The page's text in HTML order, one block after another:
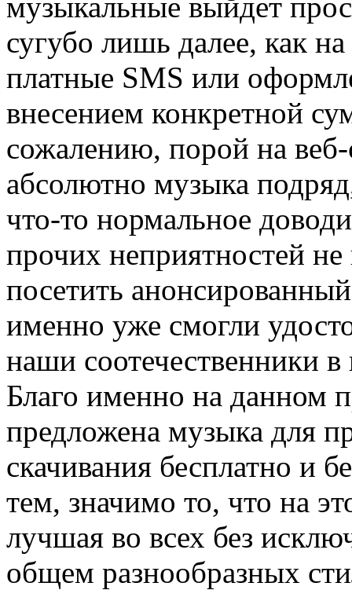
сугубо лишь далее, как
платные SMS или
внесением конкретной
сожалению, порой на веб-
абсолютно музыка
что-то нормальное
прочих неприятностей
посетить
именно уже смогли
наши соотечественники
Благо именно на данном
предложена музыка для
скачивания бесплатно и
тем, значимо то, что на
лучшая во всех без
общем разнообразных